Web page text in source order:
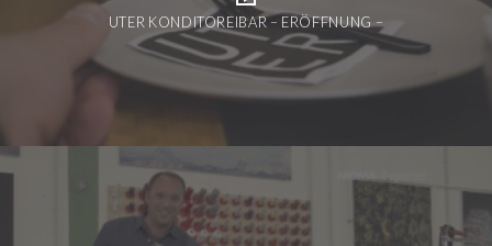
UTER KONDITOREIBAR – ERÖFFNUNG –